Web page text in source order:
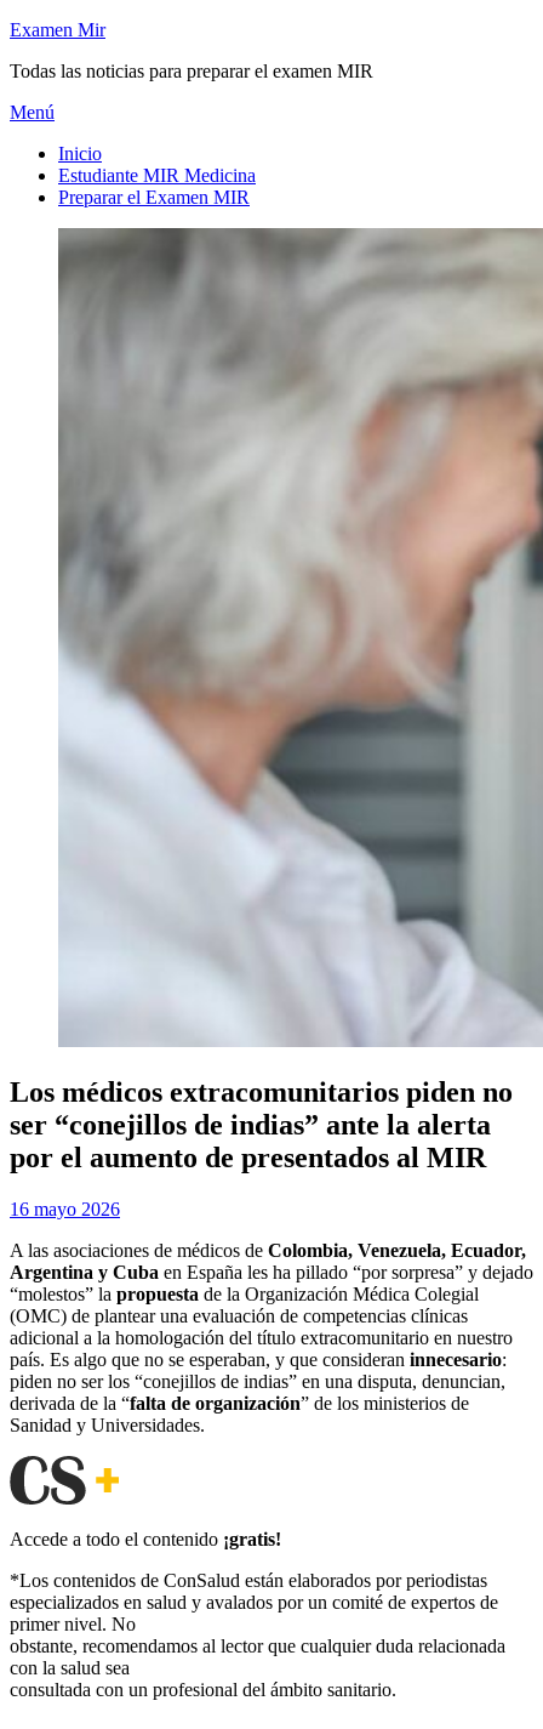
Saltar
contenido
Examen Mir
Todas las noticias para preparar el examen MIR
Menú
Inicio
Estudiante MIR Medicina
Preparar el Examen MIR
Los médicos extracomunitarios piden no
ser “conejillos de indias” ante la alerta
por el aumento de presentados al MIR
porExamen MIR
Publicada
16 mayo 2026
A las asociaciones de médicos de Colombia, Venezuela, Ecuador,
Argentina y Cuba en España les ha pillado “por sorpresa” y dejado
“molestos” la propuesta de la Organización Médica Colegial
(OMC) de plantear una evaluación de competencias clínicas
adicional a la homologación del título extracomunitario en nuestro
país. Es algo que no se esperaban, y que consideran innecesario:
piden no ser los “conejillos de indias” en una disputa, denuncian,
derivada de la “falta de organización” de los ministerios de
Sanidad y Universidades.
Accede a todo el contenido ¡gratis!
*Los contenidos de ConSalud están elaborados por periodistas
especializados en salud y avalados por un comité de expertos de
primer nivel. No
obstante, recomendamos al lector que cualquier duda relacionada
con la salud sea
consultada con un profesional del ámbito sanitario.